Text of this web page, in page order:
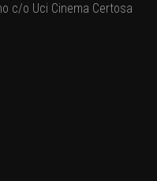
c/o Uci Cinema Certosa